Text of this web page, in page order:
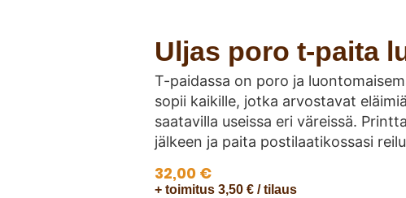
Uljas poro t-paita
T-paidassa on poro ja
sopii kaikille, jotka arvostavat
saatavilla useissa eri väreissä.
jälkeen ja paita postilaatikossasi
32,00 €
+ toimitus 3,50 € / tilaus